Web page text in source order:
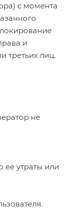
с момента
и
третьих лиц.
не
утраты или